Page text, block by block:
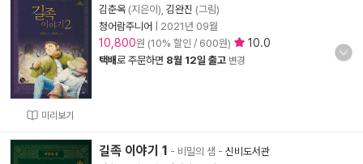
미리보기
김춘옥 (지은이), 김완진 (그림)
청어람주니어
2021년 09월
10,800원 (10% 할인 / 600원) 10.0
택배로 주문하면 8월 12일 출고 변경
길족 이야기 1 - 비밀의 샘 - 신비도서관